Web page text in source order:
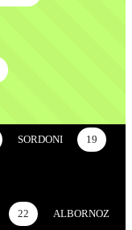
SORDONI 19
22 ALBORNOZ